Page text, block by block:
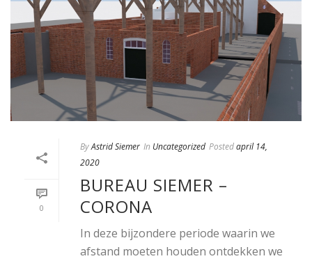
0
ByAstrid Siemer In Uncategorized Postedapril 14,
2020
BUREAU SIEMER –
CORONA
In deze bijzondere periode waarin we
afstand moeten houden ontdekken we